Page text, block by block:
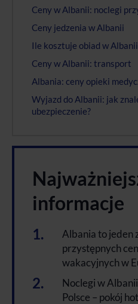
informacje
Albania to jeden
przystępnych
wakacyjnych w
Noclegi w
Polsce – pokój
Ceny w Albanii: noclegi
Ceny jedzenia w Albanii
Ile kosztuje obiad w
Ceny w Albanii: transport
Albania: ceny opieki
Wyjazd do Albanii: jak
ubezpieczenie?